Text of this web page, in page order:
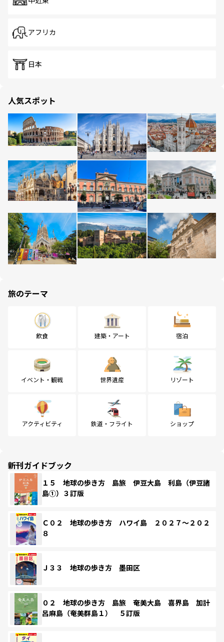
アフリカ
日本
人気スポット
旅のテーマ
飲食 建築・アート 宿泊
イベント・観戦 世界遺産 リゾート
アクティビティ 鉄道・フライト ショップ
新刊ガイドブック
１５ 地球の歩き方 島旅 伊豆大島 利島（伊豆諸
島①）３訂版
Ｃ０２ 地球の歩き方 ハワイ島 ２０２７～２０２
８
Ｊ３３ 地球の歩き方 墨田区
０２ 地球の歩き方 島旅 奄美大島 喜界島 加計
呂麻島（奄美群島１） ５訂版